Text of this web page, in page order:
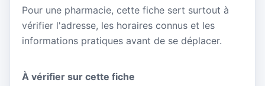
Pour une pharmacie, cette fiche sert surtout à
vérifier l'adresse, les horaires connus et les
informations pratiques avant de se déplacer.
À vérifier sur cette fiche